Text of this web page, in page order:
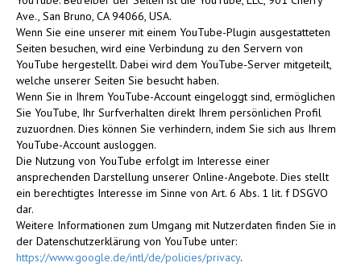
Ave., San Bruno, CA 94066, USA.
Wenn Sie eine unserer mit einem YouTube-Plugin ausgestatteten
Seiten besuchen, wird eine Verbindung zu den Servern von
YouTube hergestellt. Dabei wird dem YouTube-Server mitgeteilt,
welche unserer Seiten Sie besucht haben.
Wenn Sie in Ihrem YouTube-Account eingeloggt sind, ermöglichen
Sie YouTube, Ihr Surfverhalten direkt Ihrem persönlichen Profil
zuzuordnen. Dies können Sie verhindern, indem Sie sich aus Ihrem
YouTube-Account ausloggen.
Die Nutzung von YouTube erfolgt im Interesse einer
ansprechenden Darstellung unserer Online-Angebote. Dies stellt
ein berechtigtes Interesse im Sinne von Art. 6 Abs. 1 lit. f DSGVO
dar.
Weitere Informationen zum Umgang mit Nutzerdaten finden Sie in
der Datenschutzerklärung von YouTube unter:
https://www.google.de/intl/de/policies/privacy.